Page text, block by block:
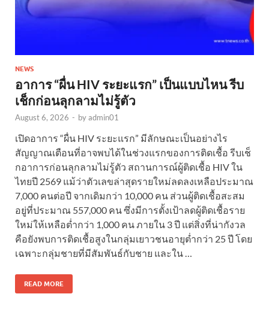
NEWS
อาการ “ผื่น HIV ระยะแรก” เป็นแบบไหน รีบ
เช็กก่อนลุกลามไม่รู้ตัว
August 6, 2026 - byadmin01
เปิดอาการ “ผื่น HIV ระยะแรก” มีลักษณะเป็นอย่างไร
สัญญาณเตือนที่อาจพบได้ในช่วงแรกของการติดเชื้อ รีบเช็
กอาการก่อนลุกลามไม่รู้ตัว สถานการณ์ผู้ติดเชื้อ HIV ใน
ไทยปี 2569 แม้ว่าตัวเลขล่าสุดรายใหม่ลดลงเหลือประมาณ
7,000 คนต่อปี จากเดิมกว่า 10,000 คน ส่วนผู้ติดเชื้อสะสม
อยู่ที่ประมาณ 557,000 คน ซึ่งมีการตั้งเป้าลดผู้ติดเชื้อราย
ใหม่ให้เหลือต่ำกว่า 1,000 คน ภายใน 3 ปี แต่สิ่งที่น่ากังวล
คือยังพบการติดเชื้อสูงในกลุ่มเยาวชนอายุต่ำกว่า 25 ปี โดย
เฉพาะกลุ่มชายที่มีสัมพันธ์กับชาย และใน …
READ MORE